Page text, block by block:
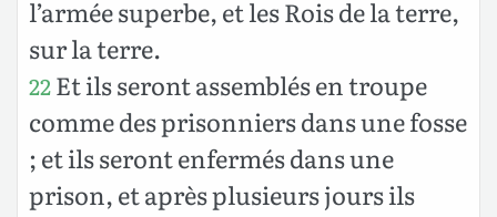
l’armée superbe, et les Rois de la terre,
sur la terre.
22Et ils seront assemblés en troupe
comme des prisonniers dans une fosse
; et ils seront enfermés dans une
prison, et après plusieurs jours ils